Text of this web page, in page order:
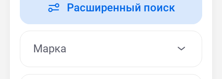
Расширенный поиск